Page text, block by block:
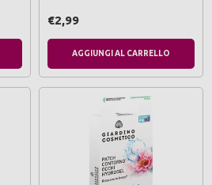
€2,99
AGGIUNGI AL CARRELLO